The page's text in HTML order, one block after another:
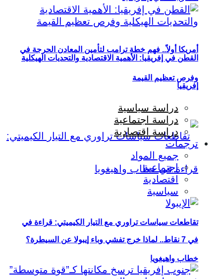
أمريكا أولاً.. فهم خطة ترامب لتأمين المعادن الحرجة في
إفريقيا
تقاطعات سياسات تراوري مع التيار الكيميتي: قراءة في
خطاب واهيغويا
القطن في إفريقيا: الأهمية الاقتصادية والتحديات الهيكلية
وفرص تعظيم القيمة
دراسة سياسية
دراسة اجتماعية
دراسة اقتصادية
ترجمات
جميع المواد
اجتماعية
اقتصادية
سياسية
في 7 نقاط.. لماذا خرج تفشي وباء إيبولا عن السيطرة؟